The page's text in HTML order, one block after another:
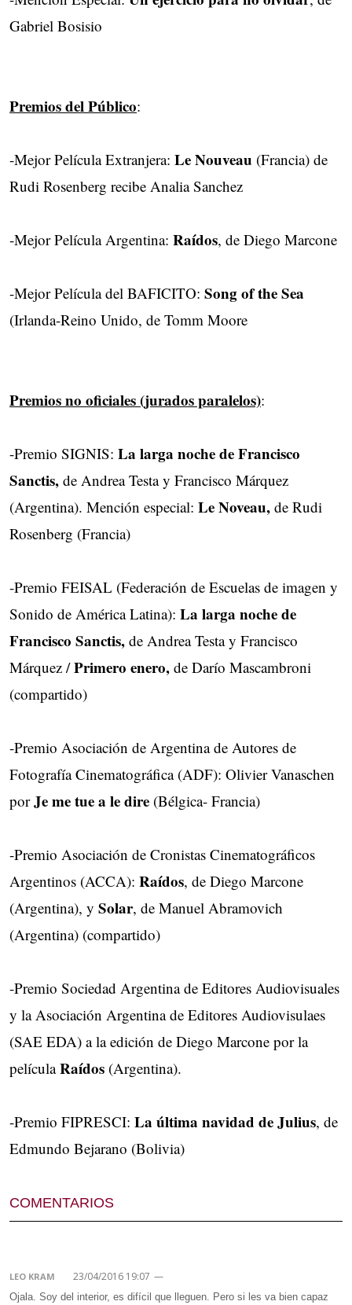
Gabriel Bosisio
Premios del Público:
-Mejor Película Extranjera: Le Nouveau (Francia) de
Rudi Rosenberg recibe Analia Sanchez
-Mejor Película Argentina: Raídos, de Diego Marcone
-Mejor Película del BAFICITO: Song of the Sea
(Irlanda-Reino Unido, de Tomm Moore
Premios no oficiales (jurados paralelos):
-Premio SIGNIS: La larga noche de Francisco
Sanctis, de Andrea Testa y Francisco Márquez
(Argentina). Mención especial: Le Noveau, de Rudi
Rosenberg (Francia)
-Premio FEISAL (Federación de Escuelas de imagen y
Sonido de América Latina): La larga noche de
Francisco Sanctis, de Andrea Testa y Francisco
Márquez /Primero enero, de Darío Mascambroni
(compartido)
-Premio Asociación de Argentina de Autores de
Fotografía Cinematográfica (ADF): Olivier Vanaschen
porJe me tue a le dire (Bélgica- Francia)
-Premio Asociación de Cronistas Cinematográficos
Argentinos (ACCA): Raídos, de Diego Marcone
(Argentina), y Solar, de Manuel Abramovich
(Argentina) (compartido)
-Premio Sociedad Argentina de Editores Audiovisuales
y la Asociación Argentina de Editores Audiovisulaes
(SAE EDA) a la edición de Diego Marcone por la
películaRaídos (Argentina).
-Premio FIPRESCI: La última navidad de Julius, de
Edmundo Bejarano (Bolivia)
COMENTARIOS
LEO KRAM 23/04/2016 19:07 —
Ojala. Soy del interior, es difícil que lleguen. Pero si les va bien capaz